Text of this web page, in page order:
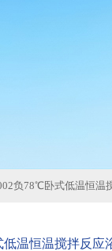
负78℃卧式低温恒温
温恒温搅拌反应